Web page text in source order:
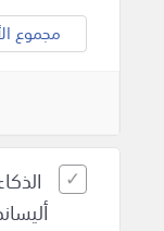
مجموع